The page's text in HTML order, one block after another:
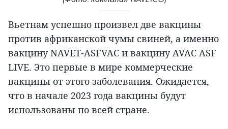
Вьетнам успешно произвел две вакцины
против африканской чумы свиней, а именно
вакцину NAVET-ASFVAC и вакцину AVAC ASF
LIVE. Это первые в мире коммерческие
вакцины от этого заболевания. Ожидается,
что в начале 2023 года вакцины будут
использованы по всей стране.